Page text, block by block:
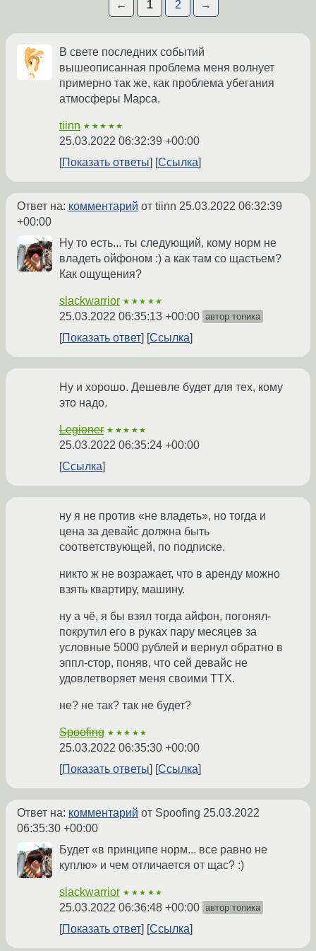
← 1 2 →
В свете последних событий
вышеописанная проблема меня волнует
примерно так же, как проблема убегания
атмосферы Марса.
tiinn ★★★★★
25.03.2022 06:32:39 +00:00
Показать ответы
Ссылка
Ответ на: комментарий от tiinn 25.03.2022 06:32:39
+00:00
Ну то есть... ты следующий, кому норм не
владеть ойфоном :) а как там со щастьем?
Как ощущения?
slackwarrior ★★★★★
25.03.2022 06:35:13 +00:00 автор топика
Показать ответ Ссылка
Ну и хорошо. Дешевле будет для тех, кому
это надо.
Legioner ★★★★★
25.03.2022 06:35:24 +00:00
Ссылка
ну я не против «не владеть», но тогда и
цена за девайс должна быть
соответствующей, по подписке.
никто ж не возражает, что в аренду можно
взять квартиру, машину.
ну а чё, я бы взял тогда айфон, погонял-
покрутил его в руках пару месяцев за
условные 5000 рублей и вернул обратно в
эппл-стор, поняв, что сей девайс не
удовлетворяет меня своими ТТХ.
не? не так? так не будет?
Spoofing ★★★★★
25.03.2022 06:35:30 +00:00
Показать ответы
Ссылка
Ответ на: комментарий от Spoofing 25.03.2022
06:35:30 +00:00
Будет «в принципе норм... все равно не
куплю» и чем отличается от щас? :)
slackwarrior ★★★★★
25.03.2022 06:36:48 +00:00 автор топика
Показать ответ Ссылка